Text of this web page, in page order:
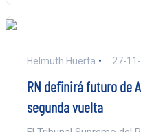
Helmuth Huerta 27-
RN definirá futuro de
segunda vuelta